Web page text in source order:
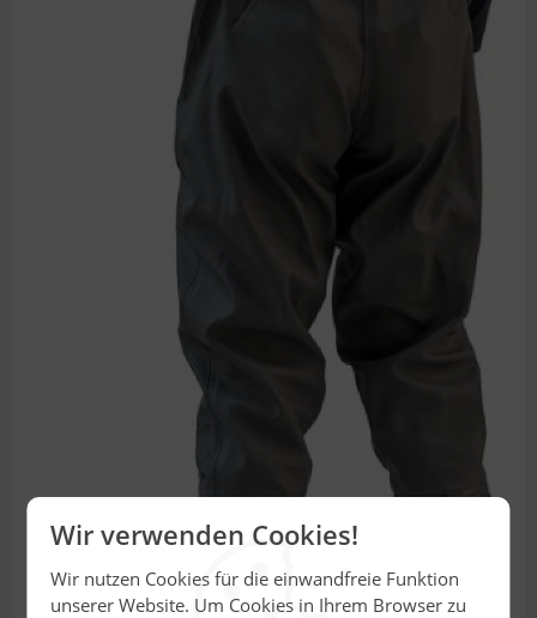
Wir verwenden Cookies!
Wir nutzen Cookies für die einwandfreie Funktion
unserer Website. Um Cookies in Ihrem Browser zu